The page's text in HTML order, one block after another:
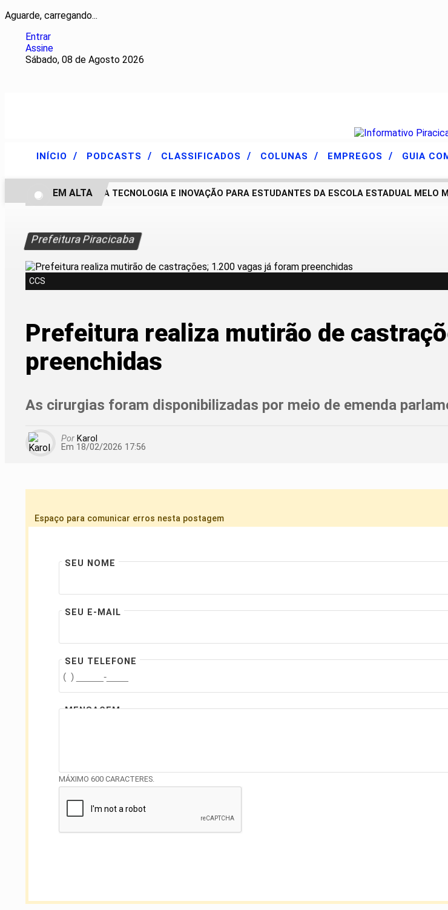
Aguarde, carregando...
Entrar
Assine
Sábado, 08 de Agosto 2026
INÍCIO / PODCASTS / CLASSIFICADOS / COLUNAS / EMPREGOS / GUIA
HYUNDAI LEVA TECNOLOGIA E INOVAÇÃO PARA ESTUDANTES DA ESCOLA ESTADUAL MELO
EM ALTA
Prefeitura Piracicaba
CCS
Prefeitura realiza mutirão de
preenchidas
As cirurgias foram disponibilizadas por meio de emenda
Por Karol
Em 18/02/2026 17:56
Espaço para comunicar erros nesta postagem
SEU NOME
SEU E-MAIL
SEU TELEFONE
MENSAGEM
MÁXIMO 600 CARACTERES.